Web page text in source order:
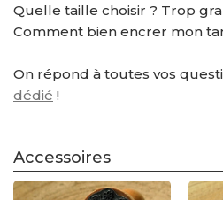
Quelle taille choisir ? Trop
Comment bien encrer mon
On répond à toutes vos
dédié !
Accessoires